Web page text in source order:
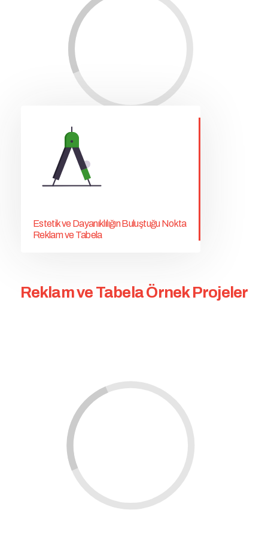
Estetik ve Dayanıklılığın Buluştuğu Nokta
Reklam ve Tabela
Reklam ve Tabela Örnek Projeler